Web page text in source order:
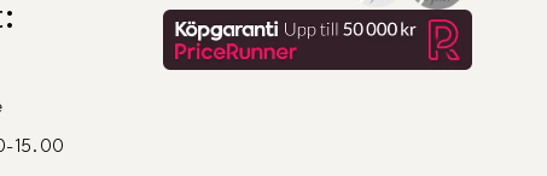
15.00